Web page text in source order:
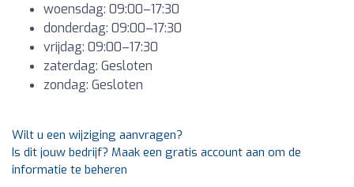
woensdag: 09:00–17:30
donderdag: 09:00–17:30
vrijdag: 09:00–17:30
zaterdag: Gesloten
zondag: Gesloten
Wilt u een wijziging aanvragen?
Is dit jouw bedrijf? Maak een gratis account aan om de
informatie te beheren